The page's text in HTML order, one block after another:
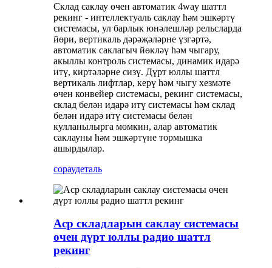
Склад саклау өчен автоматик 4way шаттл
рекинг - интеллектуаль саклау һәм эшкәртү
системасы, ул барлык юнәлешләр рельсларда
йөри, вертикаль дәрәҗәләрне үзгәртә,
автоматик саклагыч йөкләү һәм чыгару,
акыллы контроль системасы, динамик идарә
итү, киртәләрне сизү. Дүрт юллы шаттл
вертикаль лифтлар, керү һәм чыгу хезмәте
өчен конвейер системасы, рекинг системасы,
склад белән идарә итү системасы һәм склад
белән идарә итү системасы белән
кулланылырга мөмкин, алар автоматик
саклауны һәм эшкәртүне тормышка
ашырдылар.
сораудеталь
Аср складларын саклау системасы
өчен дүрт юллы радио шаттл
рекинг